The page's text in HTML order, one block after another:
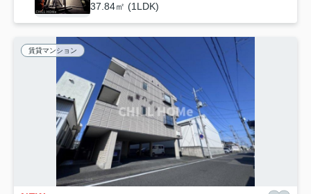
37.84㎡ (1LDK)
賃貸マンション